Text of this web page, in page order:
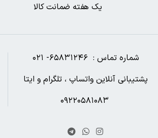
یک هفته ضمانت کالا
شماره تماس : ۶۵۸۳۱۲۴۶- ۰۲۱
پشتیبانی آنلاین واتساپ ، تلگرام و ایتا